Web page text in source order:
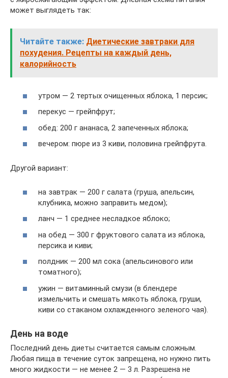
может выглядеть так:
Читайте также: Диетические завтраки для
похудения. Рецепты на каждый день,
калорийность
утром — 2 тертых очищенных яблока, 1 персик;
перекус — грейпфрут;
обед: 200 г ананаса, 2 запеченных яблока;
вечером: пюре из 3 киви, половина грейпфрута.
Другой вариант:
на завтрак — 200 г салата (груша, апельсин,
клубника, можно заправить медом);
ланч — 1 среднее несладкое яблоко;
на обед — 300 г фруктового салата из яблока,
персика и киви;
полдник — 200 мл сока (апельсинового или
томатного);
ужин — витаминный смузи (в блендере
измельчить и смешать мякоть яблока, груши,
киви со стаканом охлажденного зеленого чая).
День на воде
Последний день диеты считается самым сложным.
Любая пища в течение суток запрещена, но нужно пить
много жидкости — не менее 2 — 3 л. Разрешена не